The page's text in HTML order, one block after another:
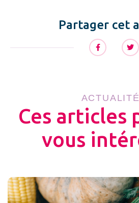
Partager cet
Ces articles
vous